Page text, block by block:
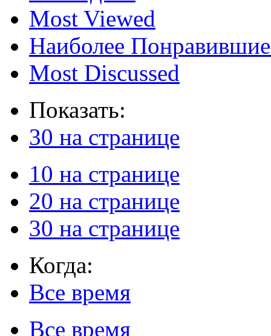
Most Viewed
Наиболее
Most Discussed
Показать:
30 на странице
10 на странице
20 на странице
30 на странице
Когда:
Все время
Все время